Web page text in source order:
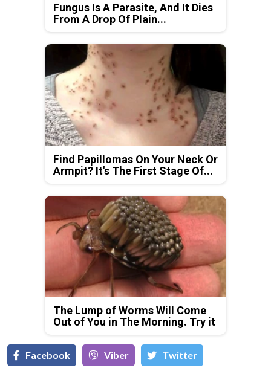
Fungus Is A Parasite, And It Dies
From A Drop Of Plain...
Find Papillomas On Your Neck Or
Armpit? It's The First Stage Of...
The Lump of Worms Will Come
Out of You in The Morning. Try it
Facebook Viber Тwitter